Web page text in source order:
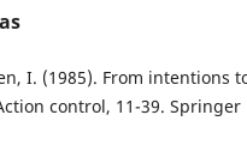
I. (1985). From intentions
control, 11-39.